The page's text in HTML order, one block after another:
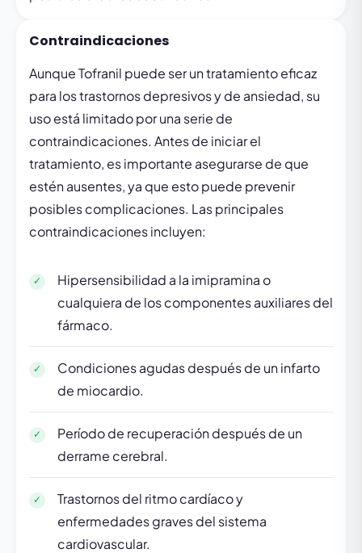
Contraindicaciones
Aunque Tofranil puede ser un tratamiento eficaz
para los trastornos depresivos y de ansiedad, su
uso está limitado por una serie de
contraindicaciones. Antes de iniciar el
tratamiento, es importante asegurarse de que
estén ausentes, ya que esto puede prevenir
posibles complicaciones. Las principales
contraindicaciones incluyen:
Hipersensibilidad a la imipramina o
cualquiera de los componentes auxiliares del
fármaco.
Condiciones agudas después de un infarto
de miocardio.
Período de recuperación después de un
derrame cerebral.
Trastornos del ritmo cardíaco y
enfermedades graves del sistema
cardiovascular.